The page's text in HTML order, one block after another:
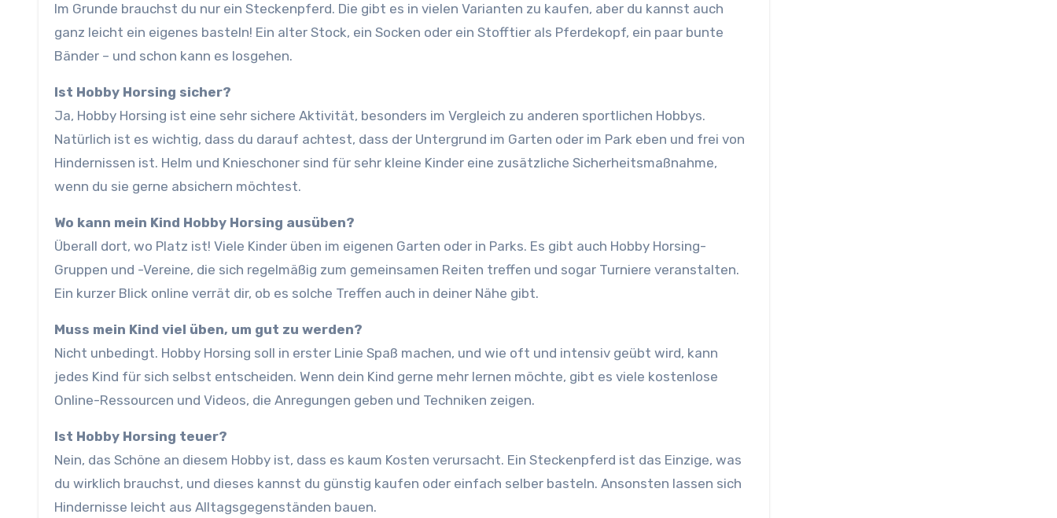
Im Grunde brauchst du nur ein Steckenpferd. Die gibt es in vielen Varianten zu kaufen, aber du kannst auch
ganz leicht ein eigenes basteln! Ein alter Stock, ein Socken oder ein Stofftier als Pferdekopf, ein paar bunte
Bänder – und schon kann es losgehen.
Ist Hobby Horsing sicher?
Ja, Hobby Horsing ist eine sehr sichere Aktivität, besonders im Vergleich zu anderen sportlichen Hobbys.
Natürlich ist es wichtig, dass du darauf achtest, dass der Untergrund im Garten oder im Park eben und frei von
Hindernissen ist. Helm und Knieschoner sind für sehr kleine Kinder eine zusätzliche Sicherheitsmaßnahme,
wenn du sie gerne absichern möchtest.
Wo kann mein Kind Hobby Horsing ausüben?
Überall dort, wo Platz ist! Viele Kinder üben im eigenen Garten oder in Parks. Es gibt auch Hobby Horsing-
Gruppen und -Vereine, die sich regelmäßig zum gemeinsamen Reiten treffen und sogar Turniere veranstalten.
Ein kurzer Blick online verrät dir, ob es solche Treffen auch in deiner Nähe gibt.
Muss mein Kind viel üben, um gut zu werden?
Nicht unbedingt. Hobby Horsing soll in erster Linie Spaß machen, und wie oft und intensiv geübt wird, kann
jedes Kind für sich selbst entscheiden. Wenn dein Kind gerne mehr lernen möchte, gibt es viele kostenlose
Online-Ressourcen und Videos, die Anregungen geben und Techniken zeigen.
Ist Hobby Horsing teuer?
Nein, das Schöne an diesem Hobby ist, dass es kaum Kosten verursacht. Ein Steckenpferd ist das Einzige, was
du wirklich brauchst, und dieses kannst du günstig kaufen oder einfach selber basteln. Ansonsten lassen sich
Hindernisse leicht aus Alltagsgegenständen bauen.